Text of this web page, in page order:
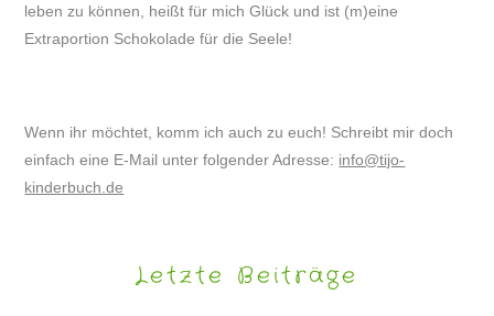
leben zu können, heißt für mich Glück und ist (m)eine
Extraportion Schokolade für die Seele!
Wenn ihr möchtet, komm ich auch zu euch! Schreibt mir doch
einfach eine E-Mail unter folgender Adresse: info@tijo-
kinderbuch.de
Letzte Beiträge